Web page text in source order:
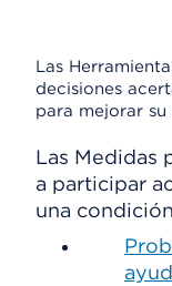
Las
decisiones
para mejorar su
Las Medidas
a participar
una